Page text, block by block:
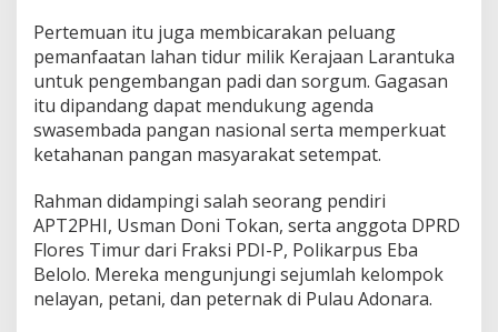
r
l
i
n
d
u
g
n
P
e
t
a
n
Pertemuan itu juga membicarakan peluang
pemanfaatan lahan tidur milik Kerajaan Larantuka
untuk pengembangan padi dan sorgum. Gagasan
itu dipandang dapat mendukung agenda
swasembada pangan nasional serta memperkuat
ketahanan pangan masyarakat setempat.
Rahman didampingi salah seorang pendiri
APT2PHI, Usman Doni Tokan, serta anggota DPRD
Flores Timur dari Fraksi PDI-P, Polikarpus Eba
Belolo. Mereka mengunjungi sejumlah kelompok
nelayan, petani, dan peternak di Pulau Adonara.